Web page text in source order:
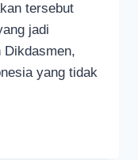
tersebut
jadi
Dikdasmen,
yang tidak